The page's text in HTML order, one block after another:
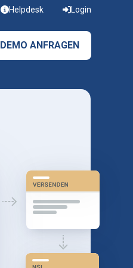
Helpdesk Login
DEMO ANFRAGEN